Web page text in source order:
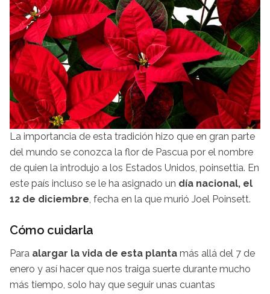
La importancia de esta tradición hizo que en gran parte
del mundo se conozca la flor de Pascua por el nombre
de quien la introdujo a los Estados Unidos, poinsettia. En
este país incluso se le ha asignado un día nacional, el
12 de diciembre, fecha en la que murió Joel Poinsett.
Cómo cuidarla
Para alargar la vida de esta planta más allá del 7 de
enero y así hacer que nos traiga suerte durante mucho
más tiempo, solo hay que seguir unas cuantas